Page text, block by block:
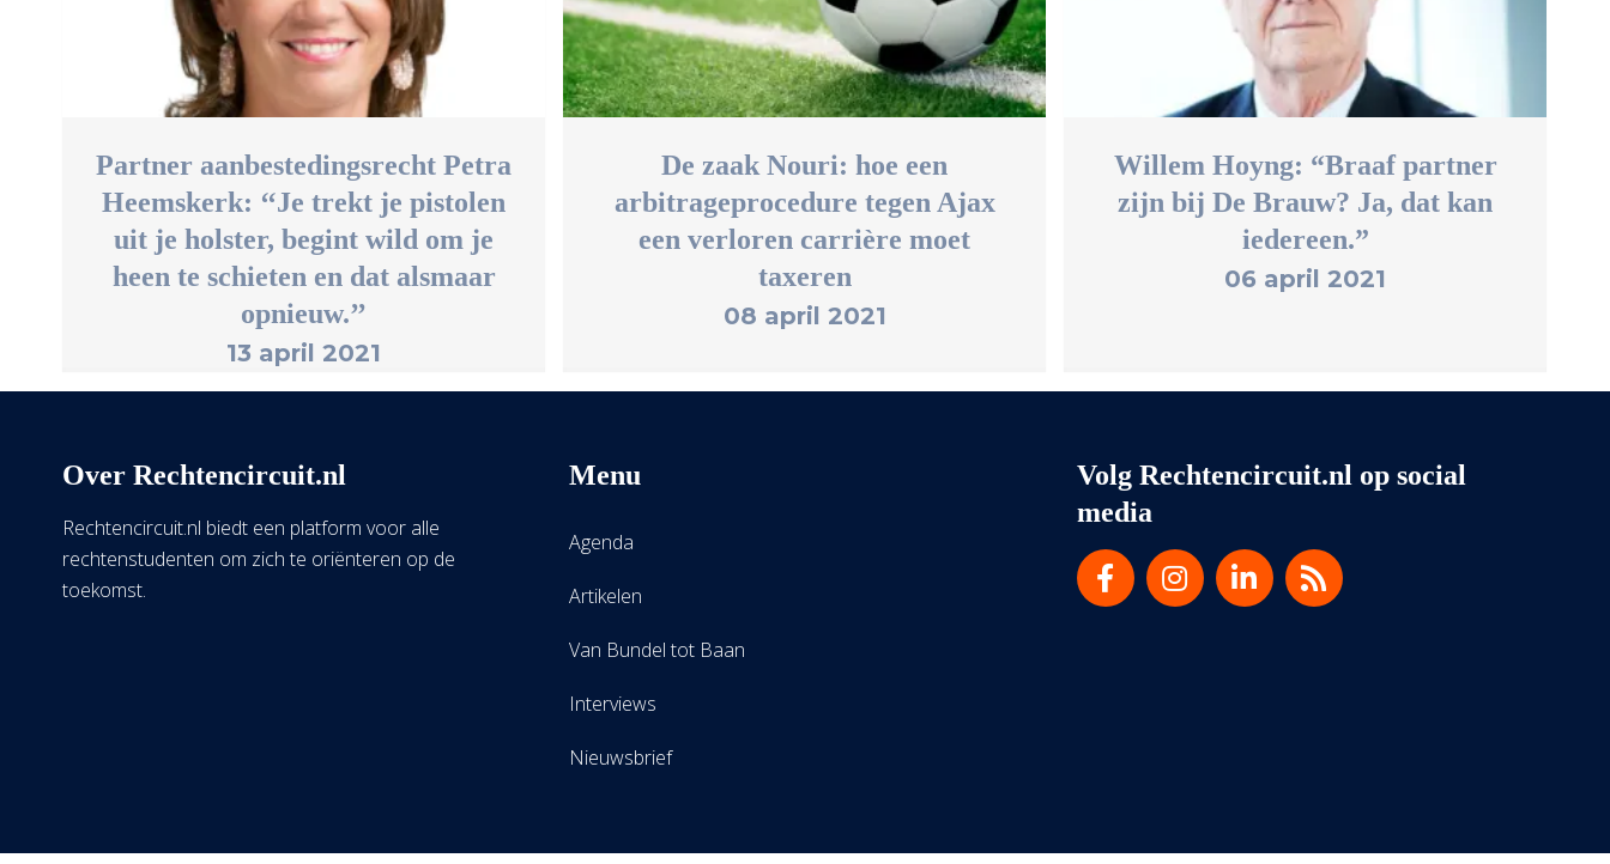
Partner aanbestedingsrecht Petra
Heemskerk: ‘‘Je trekt je pistolen
uit je holster, begint wild om je
heen te schieten en dat alsmaar
opnieuw.’’
13 april 2021
De zaak Nouri: hoe een
arbitrageprocedure tegen Ajax
een verloren carrière moet
taxeren
08 april 2021
Willem Hoyng: “Braaf partner
zijn bij De Brauw? Ja, dat kan
iedereen.”
06 april 2021
Over Rechtencircuit.nl
Rechtencircuit.nl biedt een platform voor alle
rechtenstudenten om zich te oriënteren op de
toekomst.
Menu
Agenda
Artikelen
Van Bundel tot Baan
Interviews
Nieuwsbrief
Volg Rechtencircuit.nl op social
media